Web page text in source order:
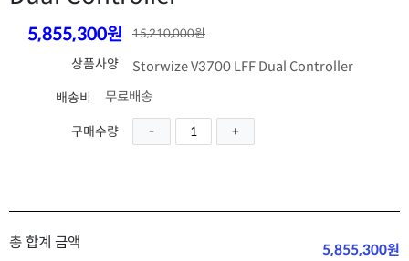
5,855,300원 15,210,000원
상품사양
Storwize V3700 LFF Dual Controller
배송비
무료배송
구매수량
총 합계 금액 5,855,300원